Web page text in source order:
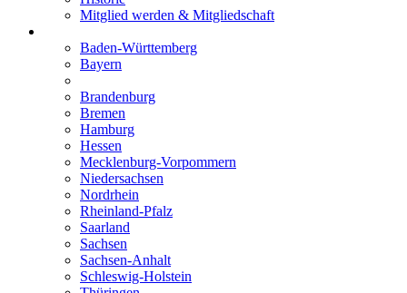
Mitglied werden & Mitgliedschaft
Baden-Württemberg
Bayern
Brandenburg
Bremen
Hamburg
Hessen
Mecklenburg-Vorpommern
Niedersachsen
Nordrhein
Rheinland-Pfalz
Saarland
Sachsen
Sachsen-Anhalt
Schleswig-Holstein